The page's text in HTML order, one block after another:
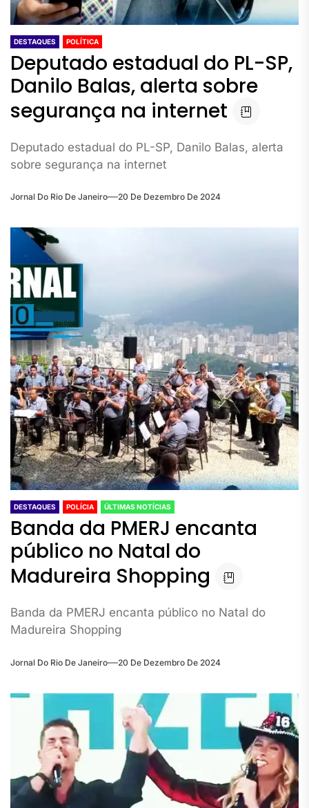
DESTAQUES POLÍTICA
Deputado estadual do PL-SP,
Danilo Balas, alerta sobre
segurança na internet
Deputado estadual do PL-SP, Danilo Balas, alerta
sobre segurança na internet
Jornal Do Rio De Janeiro 20 De Dezembro De 2024
DESTAQUES POLÍCIA ÚLTIMAS NOTÍCIAS
Banda da PMERJ encanta
público no Natal do
Madureira Shopping
Banda da PMERJ encanta público no Natal do
Madureira Shopping
Jornal Do Rio De Janeiro 20 De Dezembro De 2024